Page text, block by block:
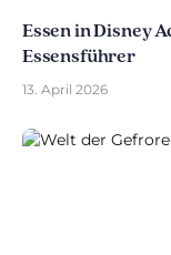
Essen in Disney
Essensführer
13. April 2026